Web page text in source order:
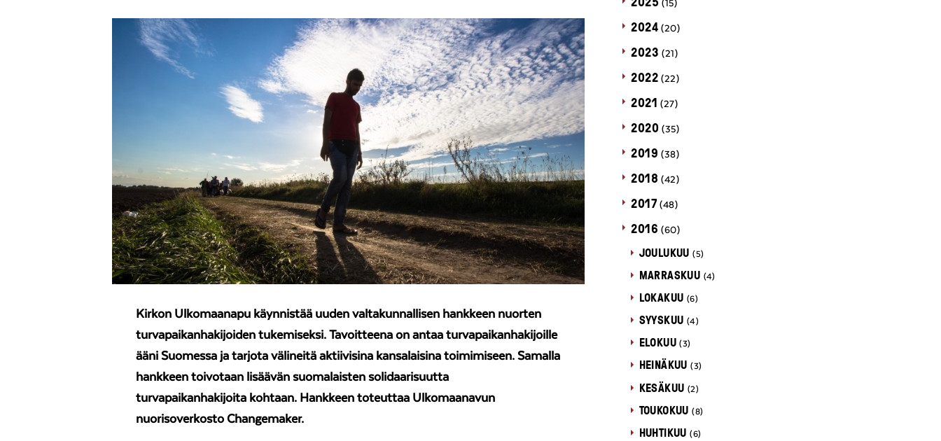
Kirkon Ulkomaanapu käynnistää uuden valtakunnallisen hankkeen nuorten
turvapaikanhakijoiden tukemiseksi. Tavoitteena on antaa turvapaikanhakijoille
ääni Suomessa ja tarjota välineitä aktiivisina kansalaisina toimimiseen. Samalla
hankkeen toivotaan lisäävän suomalaisten solidaarisuutta
turvapaikanhakijoita kohtaan. Hankkeen toteuttaa Ulkomaanavun
nuorisoverkosto Changemaker.
(15)
2024 (20)
2023 (21)
2022 (22)
2021 (27)
2020 (35)
2019 (38)
2018 (42)
2017 (48)
2016 (60)
JOULUKUU (5)
MARRASKUU (4)
LOKAKUU (6)
SYYSKUU (4)
ELOKUU (3)
HEINÄKUU (3)
KESÄKUU (2)
TOUKOKUU (8)
HUHTIKUU (6)